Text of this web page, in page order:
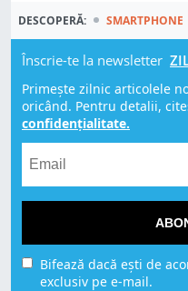
DESCOPERĂ: SMARTPHONE
Înscrie-te la newsletter
Primește zilnic articolele
oricând. Pentru detalii,
confidențialitate.
Bifează dacă ești de
exclusiv pe e-mail.